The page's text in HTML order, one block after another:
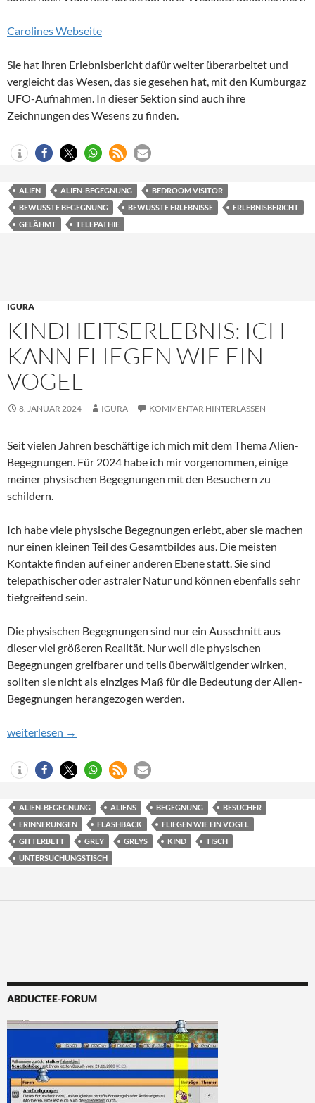
Carolines Webseite
Sie hat ihren Erlebnisbericht dafür weiter überarbeitet und
vergleicht das Wesen, das sie gesehen hat, mit den Kumburgaz
UFO-Aufnahmen. In dieser Sektion sind auch ihre
Zeichnungen des Wesens zu finden.
ALIEN ALIEN-BEGEGNUNG
BEDROOM VISITOR
BEWUSSTE BEGEGNUNG
BEWUSSTE ERLEBNISSE
ERLEBNISBERICHT
GELÄHMT
TELEPATHIE
IGURA
KINDHEITSERLEBNIS: ICH
KANN FLIEGEN WIE EIN
VOGEL
8. JANUAR 2024 IGURA KOMMENTAR HINTERLASSEN
Seit vielen Jahren beschäftige ich mich mit dem Thema Alien-
Begegnungen. Für 2024 habe ich mir vorgenommen, einige
meiner physischen Begegnungen mit den Besuchern zu
schildern.
Ich habe viele physische Begegnungen erlebt, aber sie machen
nur einen kleinen Teil des Gesamtbildes aus. Die meisten
Kontakte finden auf einer anderen Ebene statt. Sie sind
telepathischer oder astraler Natur und können ebenfalls sehr
tiefgreifend sein.
Die physischen Begegnungen sind nur ein Ausschnitt aus
dieser viel größeren Realität. Nur weil die physischen
Begegnungen greifbarer und teils überwältigender wirken,
sollten sie nicht als einziges Maß für die Bedeutung der Alien-
Begegnungen herangezogen werden.
Kindheitserlebnis: Ich kann fliegen wie ein Vogel
weiterlesen →
ALIEN-BEGEGNUNG ALIENS BEGEGNUNG
BESUCHER
ERINNERUNGEN
FLASHBACK
FLIEGEN WIE EIN VOGEL
GITTERBETT
GREY GREYS KIND
TISCH
UNTERSUCHUNGSTISCH
ABDUCTEE-FORUM